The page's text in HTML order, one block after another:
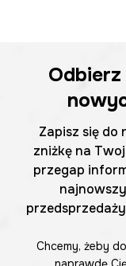
Odbierz
Zapisz się do
zniżkę na
przegap
Chcemy, żeby